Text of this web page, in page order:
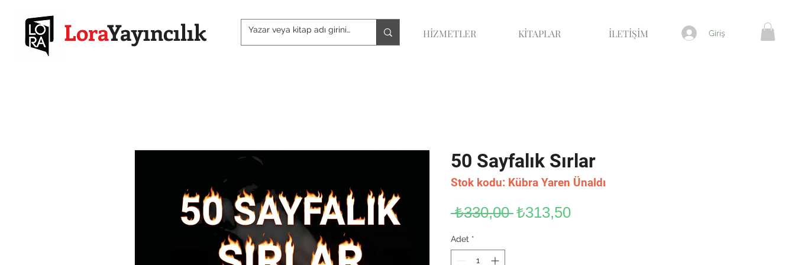
LoraYayıncılık HİZMETLER KİTAPLAR İLETİŞİM Giriş
50 Sayfalık Sırlar
Stok kodu: Kübra Yaren Ünaldı
₺330,00 Normal
₺313,50İndirimli
Adet *